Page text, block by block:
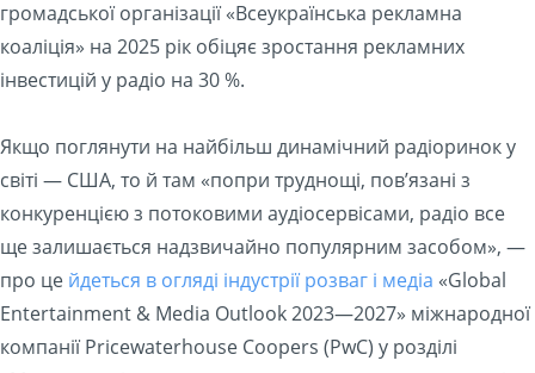
громадської організації «Всеукраїнська рекламна
коаліція» на 2025 рік обіцяє зростання рекламних
інвестицій у радіо на 30 %.
Якщо поглянути на найбільш динамічний радіоринок у
світі — США, то й там «попри труднощі, пов’язані з
конкуренцією з потоковими аудіосервісами, радіо все
ще залишається надзвичайно популярним засобом», —
про це йдеться в огляді індустрії розваг і медіа «Global
Entertainment & Media Outlook 2023—2027» міжнародної
компанії Pricewaterhouse Coopers (PwC) у розділі